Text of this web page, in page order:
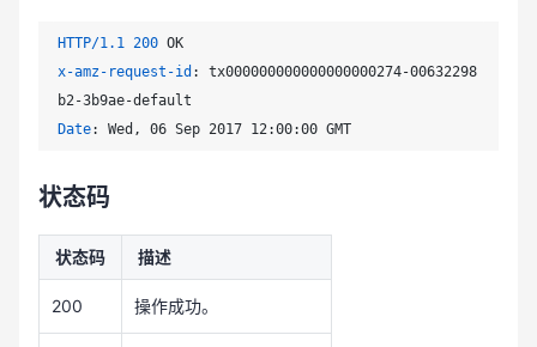
HTTP/1.1 200
OK
x-amz-request-id : tx000000000000000000274-00632298
Date: Wed, 06 Sep 2017 12:00:00 GMT
状态码
状态码 描述
200 操作成功。